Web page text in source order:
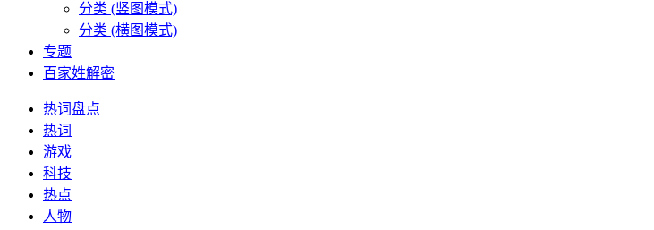
分类 (竖图模式)
分类 (横图模式)
专题
百家姓解密
热词盘点
热词
游戏
科技
热点
人物